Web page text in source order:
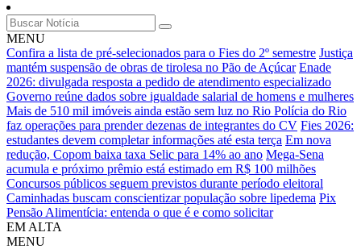
MENU
Confira a lista de pré-selecionados para o Fies do 2º semestre Justiça
mantém suspensão de obras de tirolesa no Pão de Açúcar Enade
2026: divulgada resposta a pedido de atendimento especializado
Governo reúne dados sobre igualdade salarial de homens e mulheres
Mais de 510 mil imóveis ainda estão sem luz no Rio Polícia do Rio
faz operações para prender dezenas de integrantes do CV Fies 2026:
estudantes devem completar informações até esta terça Em nova
redução, Copom baixa taxa Selic para 14% ao ano Mega-Sena
acumula e próximo prêmio está estimado em R$ 100 milhões
Concursos públicos seguem previstos durante período eleitoral
Caminhadas buscam conscientizar população sobre lipedema Pix
Pensão Alimentícia: entenda o que é e como solicitar
EM ALTA
MENU